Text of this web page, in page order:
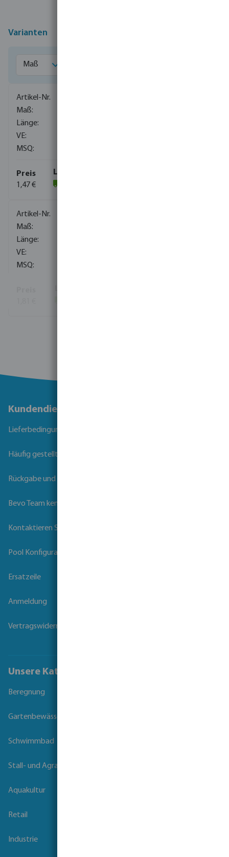
Varianten
1,47 €
Kundendienst
Lieferbedingungen
Häufig gestellte Fragen
Rückgabe und Garantie
Bevo Team kennenlernen
Kontaktieren Sie uns
Pool Konfigurator
Ersatzeile
Anmeldung
Vertragswiderruf
Unsere Kataloge
Beregnung
Gartenbewässerung
Schwimmbad
Stall- und Agrartechnik
Aquakultur
Retail
Industrie